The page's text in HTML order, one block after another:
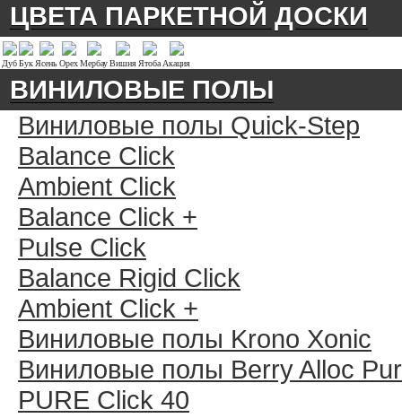
ЦВЕТА ПАРКЕТНОЙ ДОСКИ
ДубБук ЯсеньОрехМербауВишня Ятоба Акация
ВИНИЛОВЫЕ ПОЛЫ
Виниловые полы Quick-Step
Balance Click
Ambient Click
Balance Click +
Pulse Click
Balance Rigid Click
Ambient Click +
Виниловые полы Krono Xonic
Виниловые полы Berry Alloc
PURE Click 40